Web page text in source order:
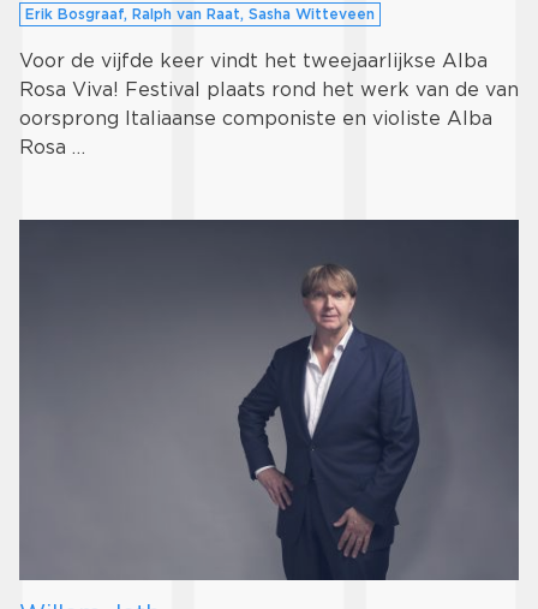
Erik Bosgraaf, Ralph van Raat, Sasha Witteveen
Voor de vijfde keer vindt het tweejaarlijkse Alba
Rosa Viva! Festival plaats rond het werk van de van
oorsprong Italiaanse componiste en violiste Alba
Rosa …